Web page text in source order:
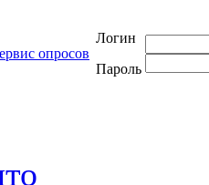
Логин
Пароль